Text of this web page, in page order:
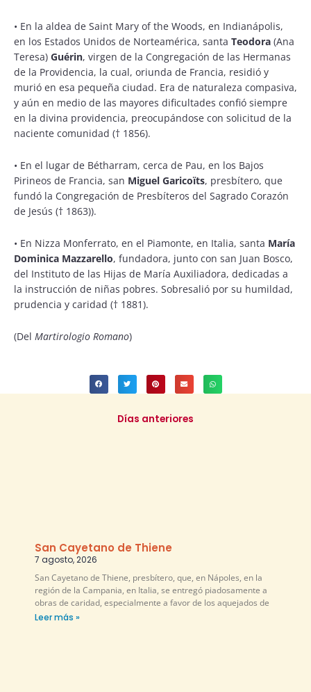
• En la aldea de Saint Mary of the Woods, en Indianápolis,
en los Estados Unidos de Norteamérica, santa Teodora (Ana
Teresa) Guérin, virgen de la Congregación de las Hermanas
de la Providencia, la cual, oriunda de Francia, residió y
murió en esa pequeña ciudad. Era de naturaleza compasiva,
y aún en medio de las mayores dificultades confió siempre
en la divina providencia, preocupándose con solicitud de la
naciente comunidad († 1856).
• En el lugar de Bétharram, cerca de Pau, en los Bajos
Pirineos de Francia, san Miguel Garicoïts, presbítero, que
fundó la Congregación de Presbíteros del Sagrado Corazón
de Jesús († 1863)).
• En Nizza Monferrato, en el Piamonte, en Italia, santa María
Dominica Mazzarello, fundadora, junto con san Juan Bosco,
del Instituto de las Hijas de María Auxiliadora, dedicadas a
la instrucción de niñas pobres. Sobresalió por su humildad,
prudencia y caridad († 1881).
(Del Martirologio Romano)
Días anteriores
San Cayetano de Thiene
7 agosto, 2026
San Cayetano de Thiene, presbítero, que, en Nápoles, en la
región de la Campania, en Italia, se entregó piadosamente a
obras de caridad, especialmente a favor de los aquejados de
Leer más »